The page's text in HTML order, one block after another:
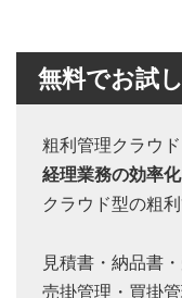
無料でお試し
粗利管理クラウ
経理業務の効率化
クラウド型の粗
見積書・納品書
売掛管理・買掛